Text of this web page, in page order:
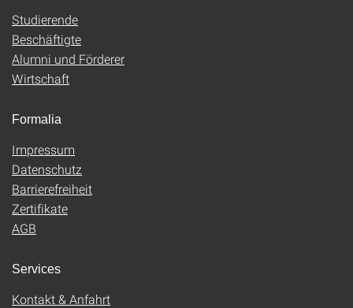
Studierende
Beschäftigte
Alumni und Förderer
Wirtschaft
Formalia
Impressum
Datenschutz
Barrierefreiheit
Zertifikate
AGB
Services
Kontakt & Anfahrt